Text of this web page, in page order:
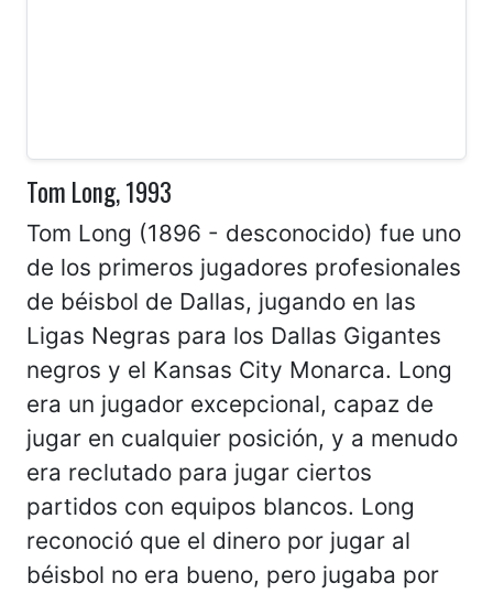
Tom Long, 1993
Tom Long (1896 - desconocido) fue uno
de los primeros jugadores profesionales
de béisbol de Dallas, jugando en las
Ligas Negras para los Dallas Gigantes
negros y el Kansas City Monarca. Long
era un jugador excepcional, capaz de
jugar en cualquier posición, y a menudo
era reclutado para jugar ciertos
partidos con equipos blancos. Long
reconoció que el dinero por jugar al
béisbol no era bueno, pero jugaba por